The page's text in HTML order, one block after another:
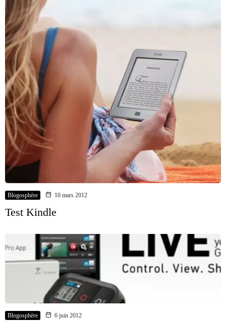
Blogosphère 10 mars 2012
Test Kindle
Blogosphère 6 juin 2012